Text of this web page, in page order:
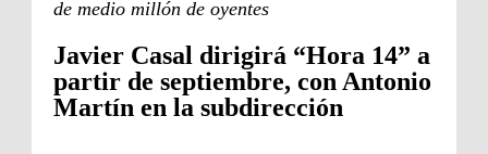
de medio millón de oyentes
Javier Casal dirigirá “Hora 14” a
partir de septiembre, con Antonio
Martín en la subdirección